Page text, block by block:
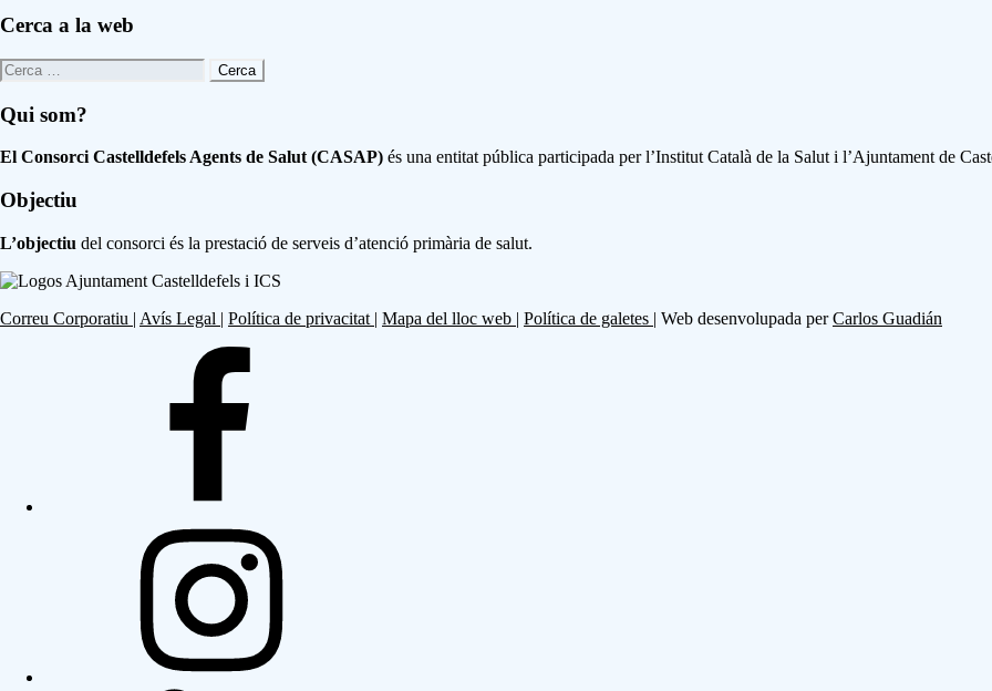
Footer
sidebar
Cerca a la web
Cerca:
Qui som?
El Consorci Castelldefels Agents de Salut (CASAP) és una entitat pública participada per l’Institut Català de la Salut i l’Ajuntament de
Objectiu
L’objectiu del consorci és la prestació de serveis d’atenció primària de salut.
Correu Corporatiu | Avís Legal | Política de privacitat | Mapa del lloc web | Política de galetes | Web desenvolupada perCarlos Guadián